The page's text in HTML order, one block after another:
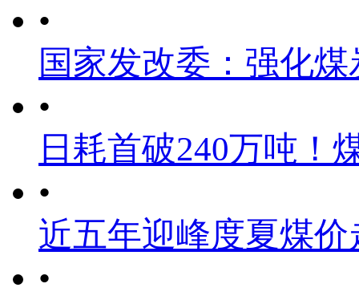
•
国家发改委：强化
•
日耗首破240万吨！
•
近五年迎峰度夏煤价
•